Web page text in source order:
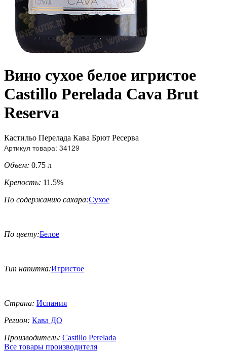
Вино сухое белое игристое
Castillo Perelada Cava Brut
Reserva
Кастильо Перелада Кава Брют Ресерва
Артикул товара: 34129
Объем: 0.75 л
Крепость: 11.5%
По содержанию сахара:Сухое
По цвету:Белое
Тип напитка:Игристое
Страна: Испания
Регион: Кава ДО
Производитель: Castillo Perelada
Все товары производителя